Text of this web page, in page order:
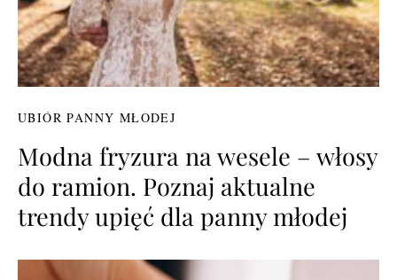
UBIÓR PANNY MŁODEJ
Modna fryzura na wesele – włosy
do ramion. Poznaj aktualne
trendy upięć dla panny młodej